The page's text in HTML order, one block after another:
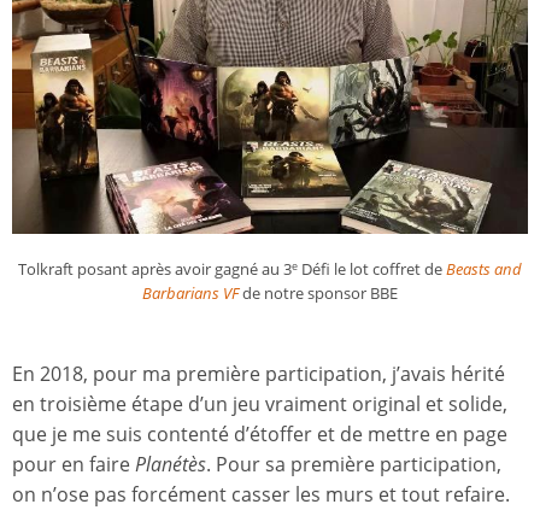
Tolkraft posant après avoir gagné au 3e Défi le lot coffret deBeasts and
Barbarians VFde notre sponsor BBE
En 2018, pour ma première participation, j’avais hérité
en troisième étape d’un jeu vraiment original et solide,
que je me suis contenté d’étoffer et de mettre en page
pour en fairePlanétès. Pour sa première participation,
on n’ose pas forcément casser les murs et tout refaire.